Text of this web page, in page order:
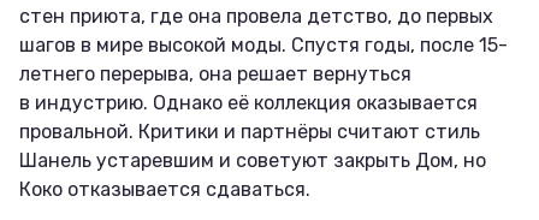
стен приюта, где она провела детство, до первых
шагов в мире высокой моды. Спустя годы, после 15-
летнего перерыва, она решает вернуться
в индустрию. Однако её коллекция оказывается
провальной. Критики и партнёры считают стиль
Шанель устаревшим и советуют закрыть Дом, но
Коко отказывается сдаваться.